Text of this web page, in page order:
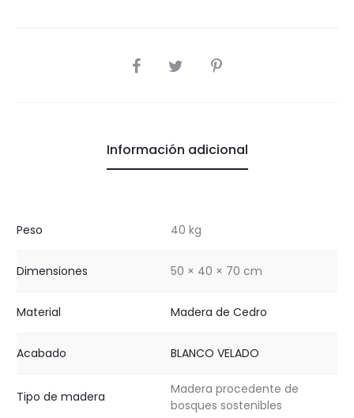
COMPARTIR
Información adicional
Peso 40 kg
Dimensiones 50 × 40 × 70 cm
Material Madera de Cedro
Acabado BLANCO VELADO
Tipo de madera
Madera procedente de
bosques sostenibles